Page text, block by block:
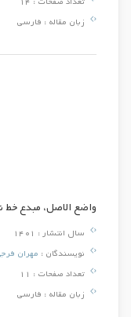
تعداد صفحات : 14
زبان مقاله : فارسی
واضع الاصل، مبدع خط
سال انتشار : 1401
نویسندگان : مهران
تعداد صفحات : 11
زبان مقاله : فارسی